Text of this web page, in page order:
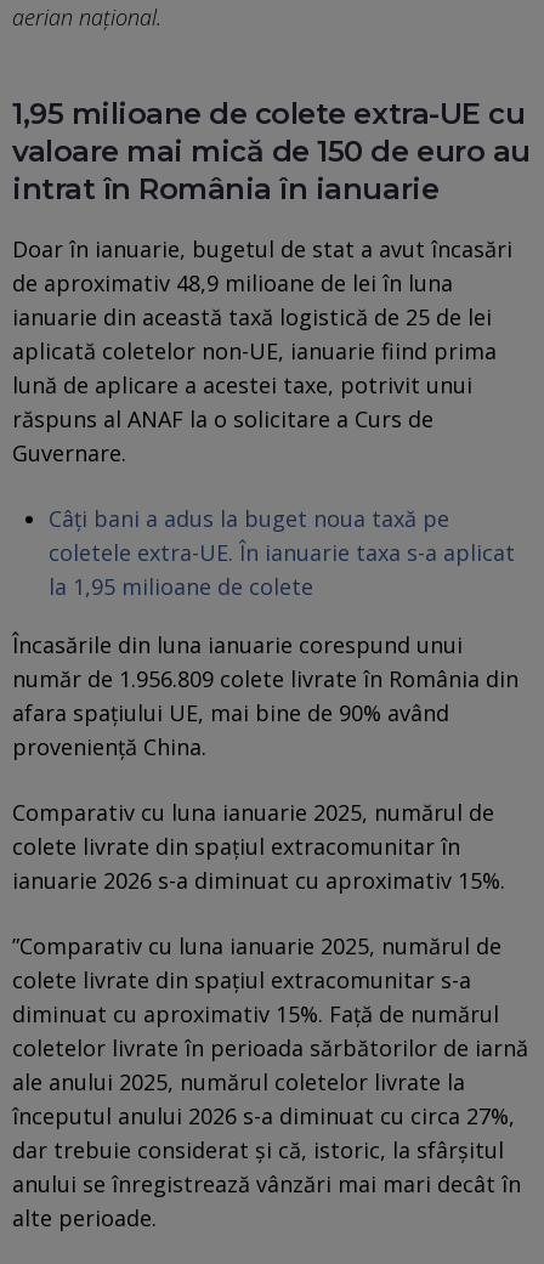
aerian național.
1,95 milioane de colete extra-UE cu
valoare mai mică de 150 de euro au
intrat în România în ianuarie
Doar în ianuarie, bugetul de stat a avut încasări
de aproximativ 48,9 milioane de lei în luna
ianuarie din această taxă logistică de 25 de lei
aplicată coletelor non-UE, ianuarie fiind prima
lună de aplicare a acestei taxe, potrivit unui
răspuns al ANAF la o solicitare a Curs de
Guvernare.
Câți bani a adus la buget noua taxă pe
coletele extra-UE. În ianuarie taxa s-a aplicat
la 1,95 milioane de colete
Încasările din luna ianuarie corespund unui
număr de 1.956.809 colete livrate în România din
afara spațiului UE, mai bine de 90% având
proveniență China.
Comparativ cu luna ianuarie 2025, numărul de
colete livrate din spațiul extracomunitar în
ianuarie 2026 s-a diminuat cu aproximativ 15%.
”Comparativ cu luna ianuarie 2025, numărul de
colete livrate din spațiul extracomunitar s-a
diminuat cu aproximativ 15%. Faţă de numărul
coletelor livrate în perioada sărbătorilor de iarnă
ale anului 2025, numărul coletelor livrate la
începutul anului 2026 s-a diminuat cu circa 27%,
dar trebuie considerat și că, istoric, la sfârşitul
anului se înregistrează vânzări mai mari decât în
alte perioade.